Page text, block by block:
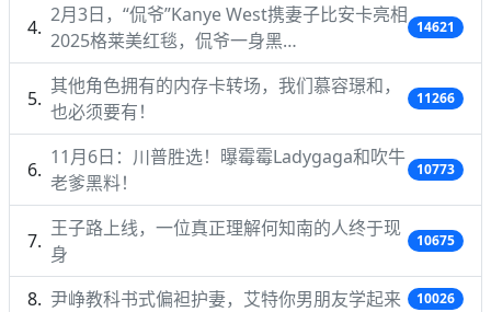
2月3日，“侃爷”Kanye West携妻子比安卡亮相
2025格莱美红毯，侃爷一身黑…
14621
其他角色拥有的内存卡转场，我们慕容璟和，
也必须要有！
11266
11月6日：川普胜选！曝霉霉Ladygaga和吹牛
老爹黑料！
10773
王子路上线，一位真正理解何知南的人终于现
身
10675
尹峥教科书式偏袒护妻，艾特你男朋友学起来 10026